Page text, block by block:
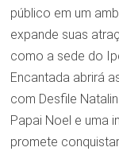
público em um
expande suas
como a sede do
Encantada abrirá
com Desfile
Papai Noel e uma
promete